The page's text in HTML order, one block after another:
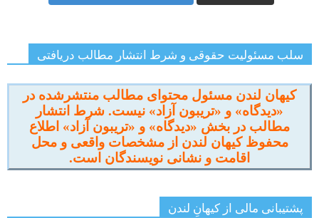
سلب مسئولیت حقوقی و شرط انتشار مطالب دریافتی
کیهان لندن مسئول محتوای مطالب منتشرشده در
«دیدگاه» و «تریبون آزاد» نیست. شرط انتشار
مطالب در بخش «دیدگاه» و «تریبون آزاد» اطلاع
محفوظ کیهان لندن از مشخصات واقعی و محل
اقامت و نشانی نویسندگان است.
پشتیبانی مالی از کیهانِ لندن